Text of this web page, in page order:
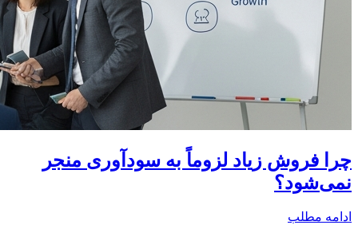
چرا فروش زیاد لزوماً به سودآوری منجر
نمی‌شود؟
ادامه مطلب